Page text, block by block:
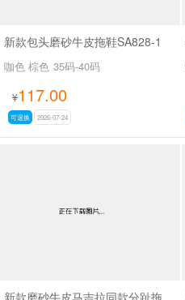
新款包头磨砂牛皮拖鞋SA828-1
咖色 棕色 35码-40码
¥117.00
可退换 2026-07-24